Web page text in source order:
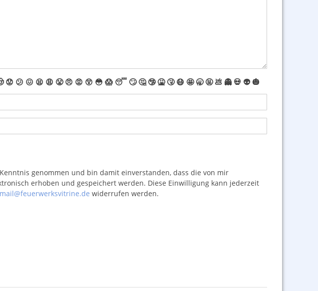
😟 😕 😖 😫 😩 😤 😠 😡 😲 😳 😱 😴 🙄 🤔 🤥 🤮 🤧 😷 🤩 🥱 🤬 💩 👻 💀 👽 🎃
genommen und bin damit einverstanden, dass die von mir
erhoben und gespeichert werden. Diese Einwilligung kann jederzeit
mail@feuerwerksvitrine.de widerrufen werden.